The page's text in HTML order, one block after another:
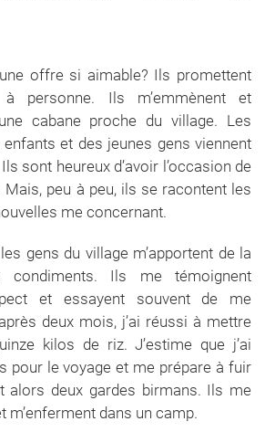
offre si aimable? Ils promettent
personne. Ils m’emmènent et
cabane proche du village. Les
et des jeunes gens viennent
sont heureux d’avoir l’occasion de
Mais, peu à peu, ils se racontent les
me concernant.
gens du village m’apportent de la
condiments. Ils me témoignent
et essayent souvent de me
deux mois, j’ai réussi à mettre
kilos de riz. J’estime que j’ai
pour le voyage et me prépare à fuir
alors deux gardes birmans. Ils me
m’enferment dans un camp.